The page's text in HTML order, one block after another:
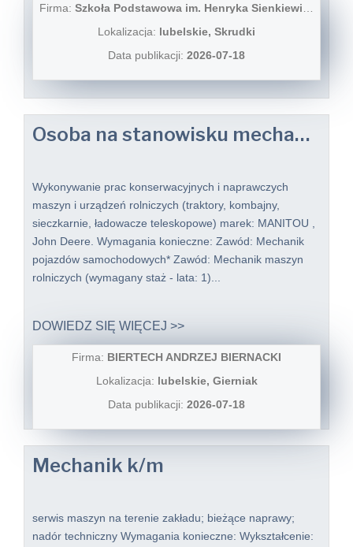
Firma: Szkoła Podstawowa im. Henryka Sienkiewicza w Skrudkach
Lokalizacja: lubelskie, Skrudki
Data publikacji: 2026-07-18
Osoba na stanowisku mechanik maszyn rolniczych (k/m/o)
Wykonywanie prac konserwacyjnych i naprawczych
maszyn i urządzeń rolniczych (traktory, kombajny,
sieczkarnie, ładowacze teleskopowe) marek: MANITOU ,
John Deere. Wymagania konieczne: Zawód: Mechanik
pojazdów samochodowych* Zawód: Mechanik maszyn
rolniczych (wymagany staż - lata: 1)...
DOWIEDZ SIĘ WIĘCEJ >>
Firma: BIERTECH ANDRZEJ BIERNACKI
Lokalizacja: lubelskie, Gierniak
Data publikacji: 2026-07-18
Mechanik k/m
serwis maszyn na terenie zakładu; bieżące naprawy;
nadór techniczny Wymagania konieczne: Wykształcenie: